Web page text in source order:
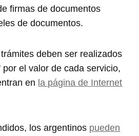
firmas de documentos
de documentos.
deben ser realizados
por el valor de cada servicio,
en la página de Internet
los argentinos pueden